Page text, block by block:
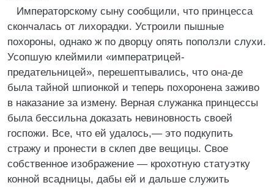
Императорскому сыну сообщили, что принцесса
скончалась от лихорадки. Устроили пышные
похороны, однако ж по дворцу опять поползли слухи.
Усопшую клеймили «императрицей-
предательницей», перешептывались, что она-де
была тайной шпионкой и теперь похоронена заживо
в наказание за измену. Верная служанка принцессы
была бессильна доказать невиновность своей
госпожи. Все, что ей удалось,— это подкупить
стражу и пронести в склеп две вещицы. Свое
собственное изображение — крохотную статуэтку
конной всадницы, дабы ей и дальше служить